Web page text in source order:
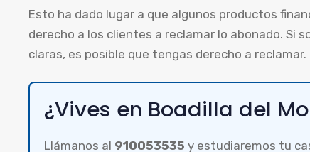
Esto ha dado lugar a que algunos productos
derecho a los clientes a reclamar lo abonado. Si
claras, es posible que tengas derecho a reclamar.
¿Vives en Boadilla del
Llámanos al 910053535 y estudiaremos tu